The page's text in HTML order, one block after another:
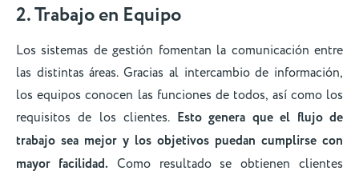
2. Trabajo en Equipo
Los sistemas de gestión fomentan la comunicación entre
las distintas áreas. Gracias al intercambio de información,
los equipos conocen las funciones de todos, así como los
requisitos de los clientes. Esto genera que el flujo de
trabajo sea mejor y los objetivos puedan cumplirse con
mayor facilidad. Como resultado se obtienen clientes